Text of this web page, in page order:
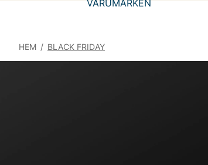
VARUMÄRKEN
HEM / BLACK FRIDAY